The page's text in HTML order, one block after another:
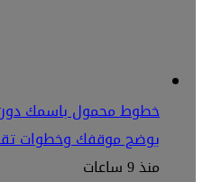
خطوط محمول باسمك دون
يوضح موقفك وخطوات
منذ 9 ساعات